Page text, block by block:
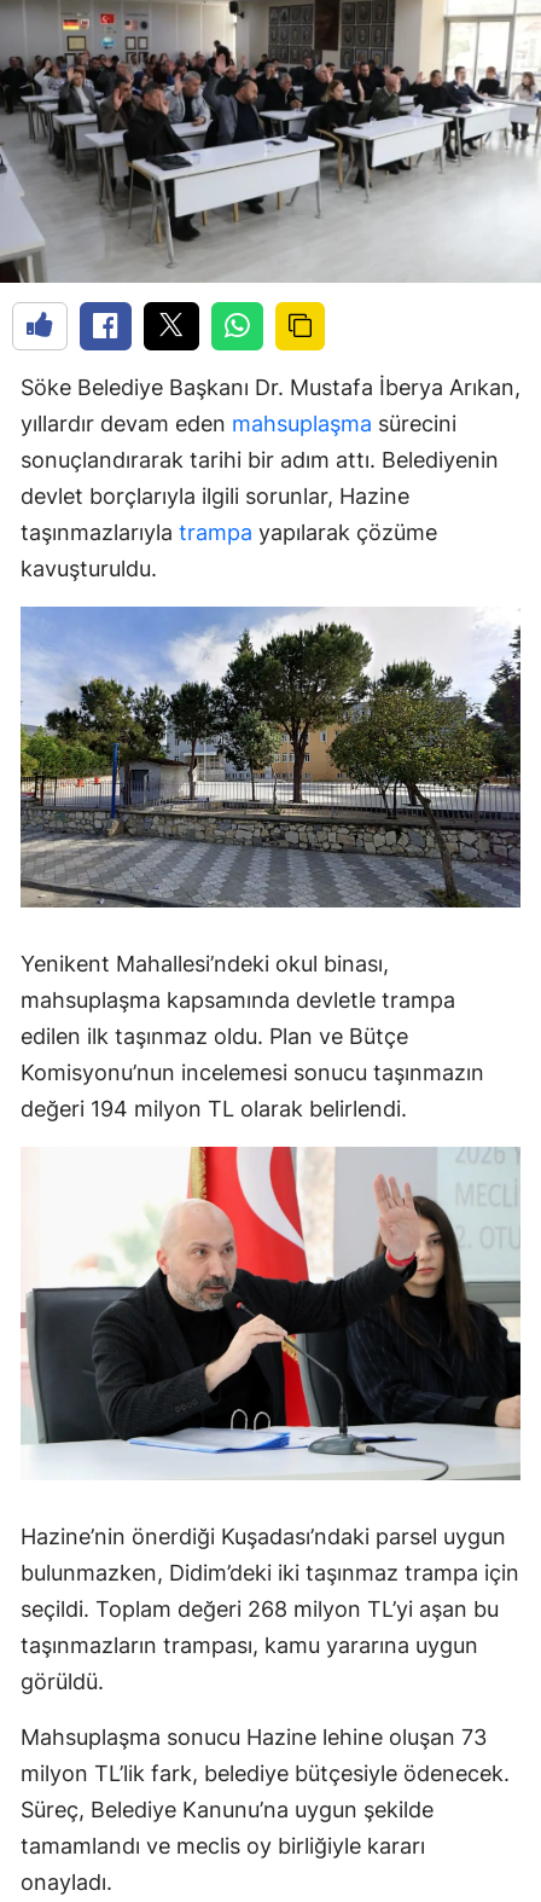
Söke Belediye Başkanı Dr. Mustafa İberya Arıkan,
yıllardır devam eden mahsuplaşma sürecini
sonuçlandırarak tarihi bir adım attı. Belediyenin
devlet borçlarıyla ilgili sorunlar, Hazine
taşınmazlarıyla trampa yapılarak çözüme
kavuşturuldu.
Yenikent Mahallesi’ndeki okul binası,
mahsuplaşma kapsamında devletle trampa
edilen ilk taşınmaz oldu. Plan ve Bütçe
Komisyonu’nun incelemesi sonucu taşınmazın
değeri 194 milyon TL olarak belirlendi.
Hazine’nin önerdiği Kuşadası’ndaki parsel uygun
bulunmazken, Didim’deki iki taşınmaz trampa için
seçildi. Toplam değeri 268 milyon TL’yi aşan bu
taşınmazların trampası, kamu yararına uygun
görüldü.
Mahsuplaşma sonucu Hazine lehine oluşan 73
milyon TL’lik fark, belediye bütçesiyle ödenecek.
Süreç, Belediye Kanunu’na uygun şekilde
tamamlandı ve meclis oy birliğiyle kararı
onayladı.